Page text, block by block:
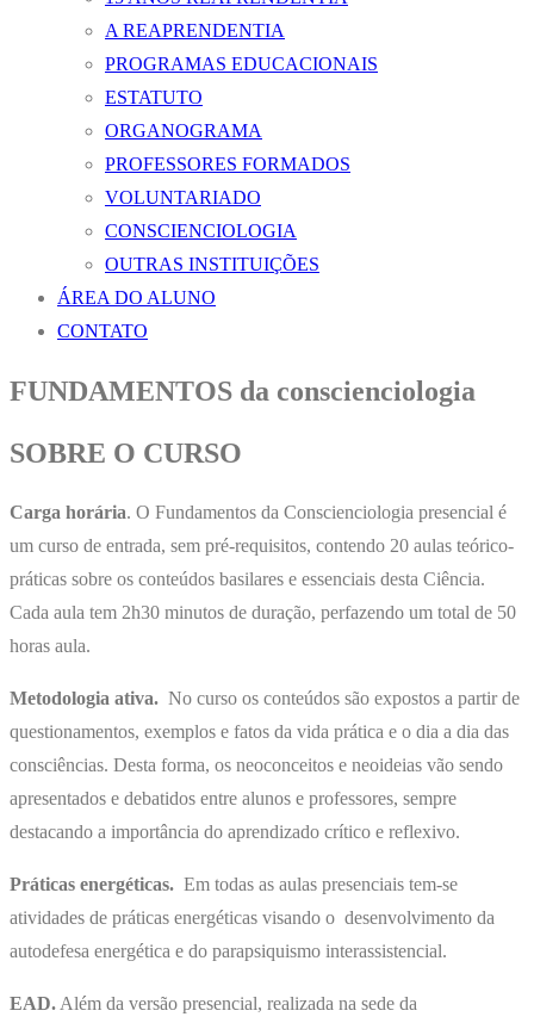
A REAPRENDENTIA
PROGRAMAS EDUCACIONAIS
ESTATUTO
ORGANOGRAMA
PROFESSORES FORMADOS
VOLUNTARIADO
CONSCIENCIOLOGIA
OUTRAS INSTITUIÇÕES
ÁREA DO ALUNO
CONTATO
FUNDAMENTOS da conscienciologia​
SOBRE O CURSO
Carga horária. O Fundamentos da Conscienciologia presencial é
um curso de entrada, sem pré-requisitos, contendo 20 aulas teórico-
práticas sobre os conteúdos basilares e essenciais desta Ciência.
Cada aula tem 2h30 minutos de duração, perfazendo um total de 50
horas aula.
Metodologia ativa. No curso os conteúdos são expostos a partir de
questionamentos, exemplos e fatos da vida prática e o dia a dia das
consciências. Desta forma, os neoconceitos e neoideias vão sendo
apresentados e debatidos entre alunos e professores, sempre
destacando a importância do aprendizado crítico e reflexivo.
Práticas energéticas. Em todas as aulas presenciais tem-se
atividades de práticas energéticas visando o desenvolvimento da
autodefesa energética e do parapsiquismo interassistencial.
EAD. Além da versão presencial, realizada na sede da